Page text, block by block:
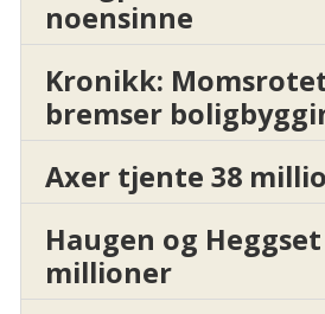
noensinne
Kronikk:
bremser
Axer tjente 38
Haugen og
millioner